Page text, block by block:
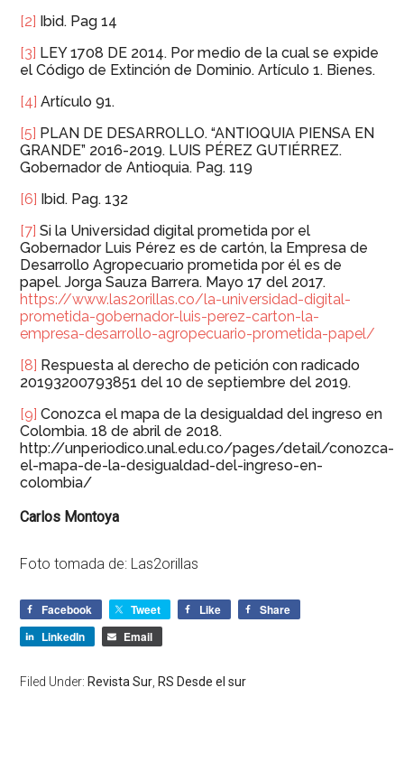
[2] Ibid. Pag 14
[3] LEY 1708 DE 2014. Por medio de la cual se expide
el Código de Extinción de Dominio. Artículo 1. Bienes.
[4] Artículo 91.
[5] PLAN DE DESARROLLO. “ANTIOQUIA PIENSA EN
GRANDE” 2016-2019. LUIS PÉREZ GUTIÉRREZ.
Gobernador de Antioquia. Pag. 119
[6] Ibid. Pag. 132
[7] Si la Universidad digital prometida por el
Gobernador Luis Pérez es de cartón, la Empresa de
Desarrollo Agropecuario prometida por él es de
papel. Jorga Sauza Barrera. Mayo 17 del 2017.
https://www.las2orillas.co/la-universidad-digital-
prometida-gobernador-luis-perez-carton-la-
empresa-desarrollo-agropecuario-prometida-papel/
[8] Respuesta al derecho de petición con radicado
20193200793851 del 10 de septiembre del 2019.
[9] Conozca el mapa de la desigualdad del ingreso en
Colombia. 18 de abril de 2018.
http://unperiodico.unal.edu.co/pages/detail/conozca-
el-mapa-de-la-desigualdad-del-ingreso-en-
colombia/
Carlos Montoya
Foto tomada de: Las2orillas
Facebook Tweet Like
Share
LinkedIn
Email
Filed Under: Revista Sur RS Desde el sur